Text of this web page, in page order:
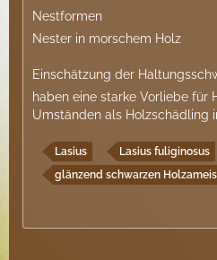
Nestformen
Nester in morschem Holz
Einschätzung der
haben eine starke Vorliebe für
Umständen als Holzschädling
Lasius
Lasius fuliginosus
glänzend schwarzen